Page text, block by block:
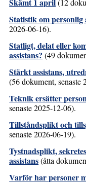
(12
Statistik om personlig
2026-06-16).
Statligt, delat eller
assistans? (49
Stärkt assistans,
(56 dokument, senaste
Teknik ersätter
senaste 2025-12-06).
Tillståndsplikt och
senaste 2026-06-19).
Tystnadsplikt,
assistans(åtta
Varför har personer